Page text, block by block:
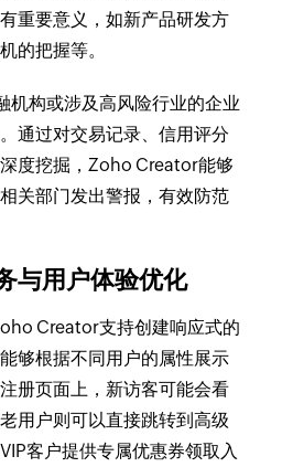
重要意义，如新产品研发方
的把握等。
机构或涉及高风险行业的企业
通过对交易记录、信用评分
度挖掘，Zoho Creator能够
关部门发出警报，有效防范
与用户体验优化
Creator支持创建响应式的
够根据不同用户的属性展示
册页面上，新访客可能会看
用户则可以直接跳转到高级
客户提供专属优惠券领取入